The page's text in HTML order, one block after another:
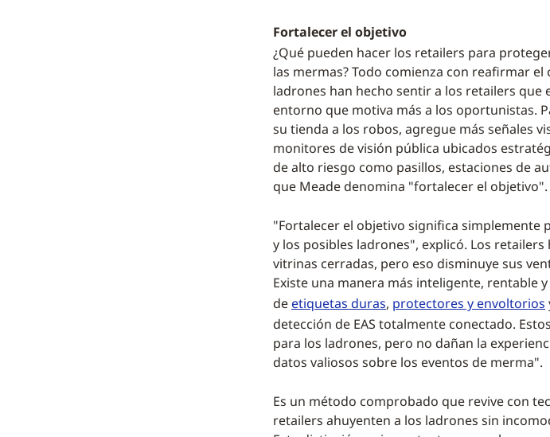
Fortalecer el objetivo
¿Qué pueden hacer los retailers para
las mermas? Todo comienza con reafirmar
ladrones han hecho sentir a los retailers que
entorno que motiva más a los oportunistas.
su tienda a los robos, agregue más señales
monitores de visión pública ubicados
de alto riesgo como pasillos, estaciones de
que Meade denomina "fortalecer el objetivo".
"Fortalecer el objetivo significa simplemente
y los posibles ladrones", explicó. Los
vitrinas cerradas, pero eso disminuye sus
Existe una manera más inteligente, rentable
de etiquetas duras, protectores y envoltorios
detección de EAS totalmente conectado.
para los ladrones, pero no dañan la
datos valiosos sobre los eventos de merma".
Es un método comprobado que revive con
retailers ahuyenten a los ladrones sin